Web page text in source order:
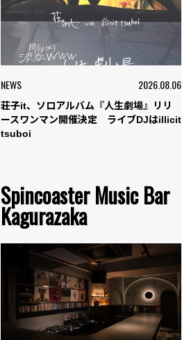
NEWS 2026.08.06
荘子it、ソロアルバム『人生劇場』リリ
ースワンマン開催決定 ライブDJはillicit
tsuboi
Spincoaster Music Bar
Kagurazaka